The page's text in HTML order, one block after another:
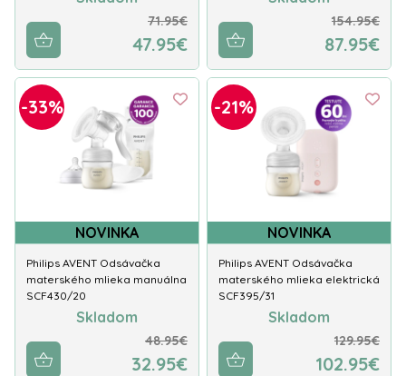
71.95€
47.95€
154.95€
87.95€
-33%
NOVINKA
Philips AVENT Odsávačka
materského mlieka manuálna
SCF430/20
Skladom
48.95€
32.95€
-21%
NOVINKA
Philips AVENT Odsávačka
materského mlieka elektrická
SCF395/31
Skladom
129.95€
102.95€